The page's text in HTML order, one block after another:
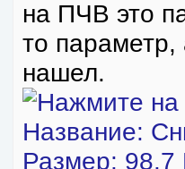
на ПЧВ это
то
нашел.